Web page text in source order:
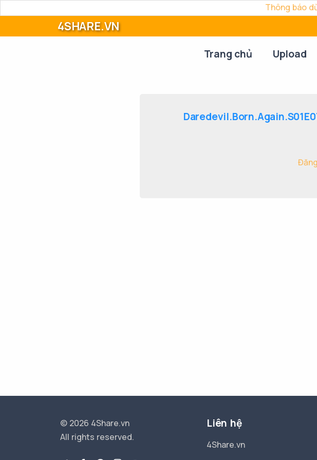
Thông báo
4SHARE.VN
Trang chủ Upload
© 2026 4Share.vn
All rights reserved.
Liên hệ
4Share.vn